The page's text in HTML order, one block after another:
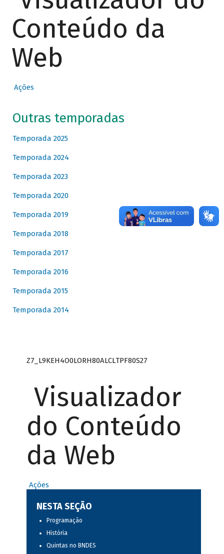
Conteúdo da
Web
Ações
Outras temporadas
Temporada 2025
Temporada 2024
Temporada 2023
Temporada 2020
Temporada 2019
Temporada 2018
Temporada 2017
Temporada 2016
Temporada 2015
Temporada 2014
Z7_L9KEH4O0LORH80ALCLTPF80S27
Visualizador
do Conteúdo
da Web
Ações
NESTA SEÇÃO
Programação
História
Quintas no BNDES